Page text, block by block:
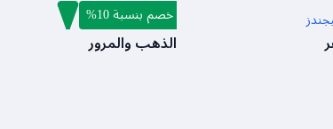
ضربة الدم ماكس
الذهب والمرور
خصم بنسبة 10%